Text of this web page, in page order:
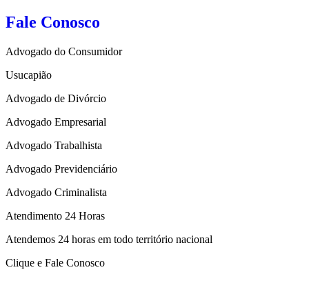
Fale Conosco
Advogado do Consumidor
Usucapião
Advogado de Divórcio
Advogado Empresarial
Advogado Trabalhista
Advogado Previdenciário
Advogado Criminalista
Atendimento 24 Horas
Atendemos 24 horas em todo território nacional
Clique e Fale Conosco